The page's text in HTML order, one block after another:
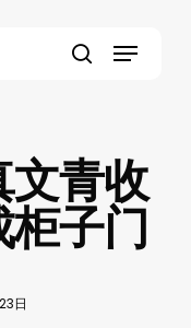
Menu
青收
子门
日